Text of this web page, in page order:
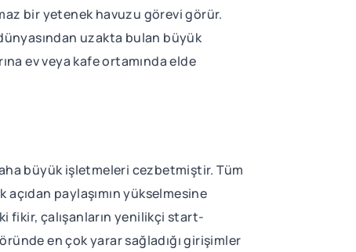
bir yetenek havuzu görevi görür.
uzakta bulan büyük
ev veya kafe ortamında elde
büyük işletmeleri cezbetmiştir. Tüm
paylaşımın yükselmesine
fikir, çalışanların yenilikçi start-
en çok yarar sağladığı girişimler